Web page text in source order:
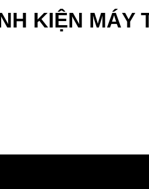
KIỆN MÁY